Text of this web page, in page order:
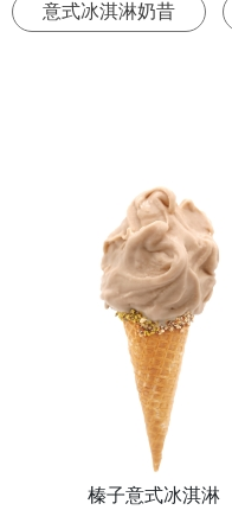
意式冰淇淋奶昔
榛子意式冰淇淋